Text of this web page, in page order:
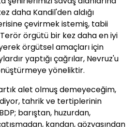
daha Kandil'den aldığı
çevirmek istemiş, tabii
örgütü bir kez daha en iyi
örgütsel amaçları için
yaptığı çağrılar, Nevruz'u
yöneliktir.
alet olmuş demeyeceğim,
tahrik ve tertiplerinin
barıştan, huzurdan,
kandan, gözyaşından